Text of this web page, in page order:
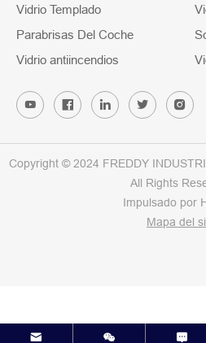
Vidrio Templado
Parabrisas Del Coche
Vidrio antiincendios
Copyright © 2024 FREDDY
All Rights
Impulsado por
Mapa del